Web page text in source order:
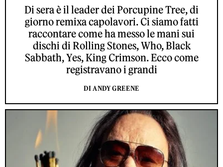
Di sera è il leader dei Porcupine Tree, di
giorno remixa capolavori. Ci siamo fatti
raccontare come ha messo le mani sui
dischi di Rolling Stones, Who, Black
Sabbath, Yes, King Crimson. Ecco come
registravano i grandi
DI ANDY GREENE